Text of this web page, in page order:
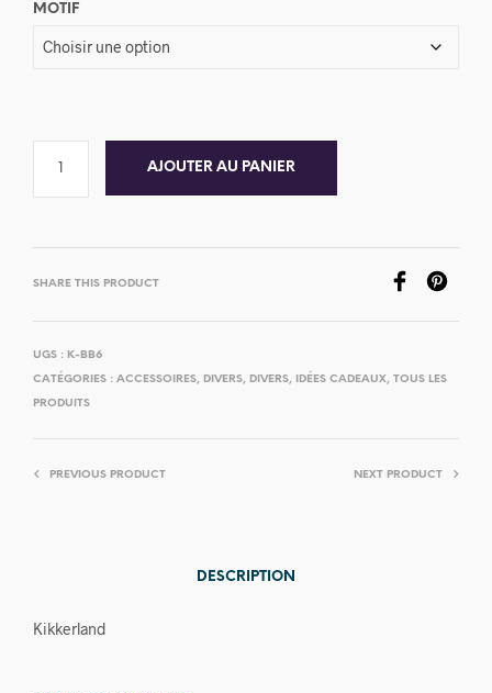
MOTIF
AJOUTER AU PANIER
SHARE THIS PRODUCT
UGS : K-BB6
CATÉGORIES : ACCESSOIRES, DIVERS, DIVERS, IDÉES CADEAUX, TOUS LES
PRODUITS
PREVIOUS PRODUCT NEXT PRODUCT
DESCRIPTION
Kikkerland